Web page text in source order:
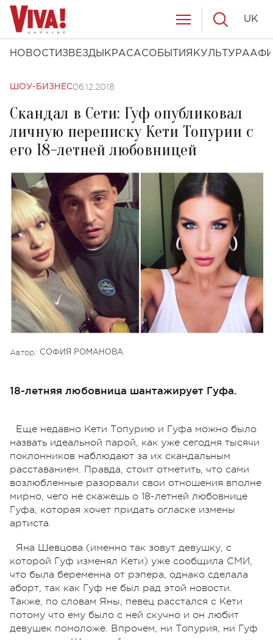
НОВОСТИ ЗВЕЗДЫ КРАСАСОБЫТИЯ КУЛЬТУРА
UK
ШОУ-БИЗНЕС06.12.2018
Скандал в Сети: Гуф опубликовал
личную переписку Кети Топурии с
его 18-летней любовницей
Автор: СОФИЯ РОМАНОВА
18-летняя любовница шантажирует Гуфа.
Еще недавно Кети Топурию и Гуфа можно было
назвать идеальной парой, как уже сегодня тысячи
поклонников наблюдают за их скандальным
расставанием. Правда, стоит отметить, что сами
возлюбленные разорвали свои отношения вполне
мирно, чего не скажешь о 18-летней любовнице
Гуфа, которая хочет придать огласке измены
артиста.
Яна Шевцова (именно так зовут девушку, с
которой Гуф изменял Кети) уже сообщила СМИ,
что была беременна от рэпера, однако сделала
аборт, так как Гуф не был рад этой новости.
Также, по словам Яны, певец расстался с Кети
потому что ему было с ней скучно и он любит
девушек помоложе. Впрочем, ни Топурия, ни Гуф